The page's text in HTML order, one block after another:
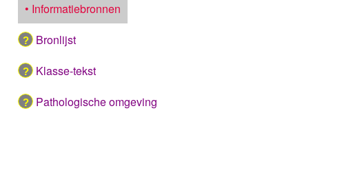
• Informatiebronnen
Bronlijst
Klasse-tekst
Pathologische omgeving